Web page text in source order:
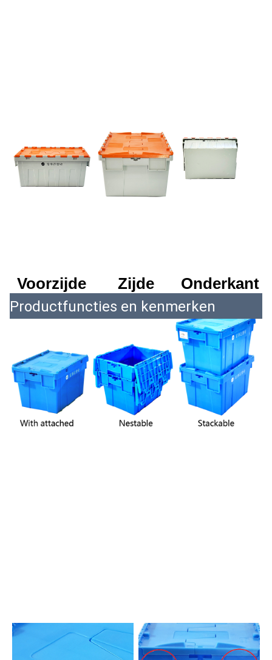
Voorzijde Zijde Onderkant
Productfuncties en kenmerken